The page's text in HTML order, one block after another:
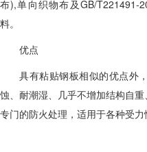
布),单向织物布及GB/T221491-
料。
优点
具有粘贴钢板相似的优点外，
蚀、耐潮湿、几乎不增加结构自
专门的防火处理，适用于各种受力